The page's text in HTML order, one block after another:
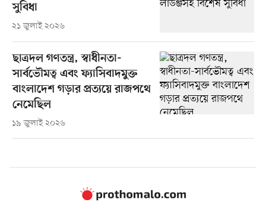
সুবিধা
২১ জুলাই ২০২৬
ছাত্রদল গণতন্ত্র, স্বাধীনতা-
সার্বভৌমত্ব এবং ফ্যাসিবাদমুক্ত
বাংলাদেশ গড়ার প্রত্যয়ে রাজপথে
নেমেছিল
১৯ জুলাই ২০২৬